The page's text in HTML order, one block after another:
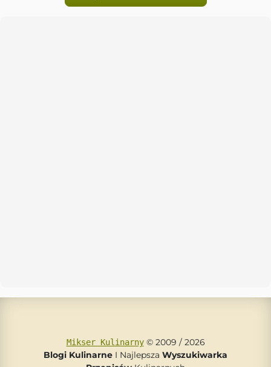
Mikser Kulinarny© 2009 / 2026
Blogi Kulinarne I Najlepsza Wyszukiwarka